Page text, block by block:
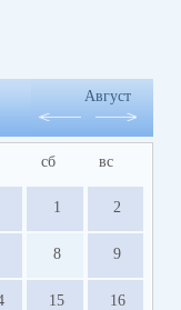
Август
сб вс
1 2
8 9
15 16